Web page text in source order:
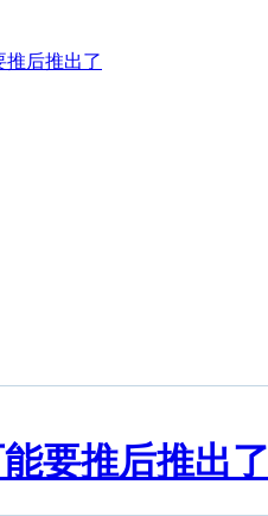
推后推出了
要推后推出了